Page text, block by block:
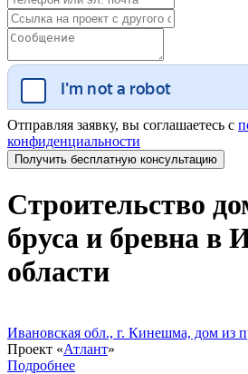
Отправляя заявку, вы соглашаетесь с
конфиденциальности
Строительство
бруса и бревна в
области
Ивановская обл., г. Кинешма, дом из
Проект «Атлант»
Подробнее